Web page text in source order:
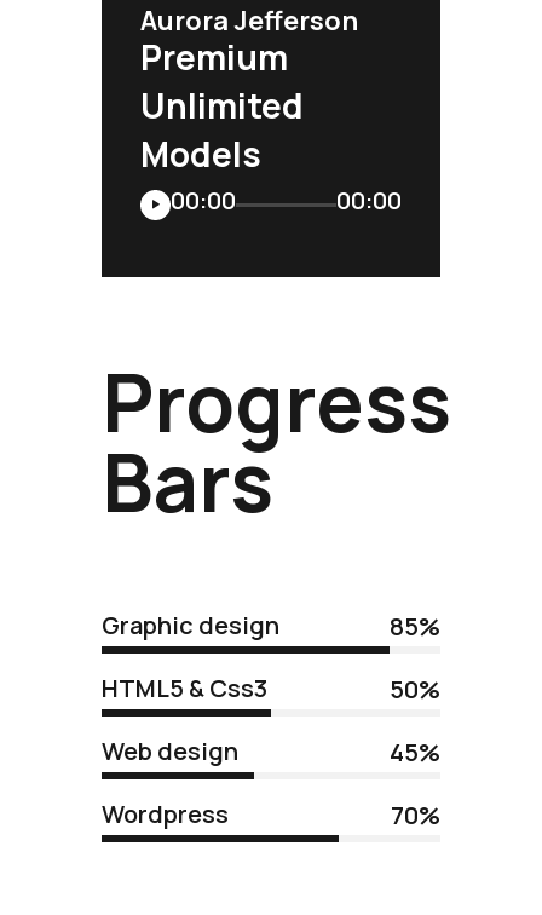
Aurora Jefferson
Premium
Unlimited
Models
Reproductor
de
00:00 00:00
Progress
Bars
Graphic design
85%
HTML5 & Css3
50%
Web design
45%
Wordpress
70%